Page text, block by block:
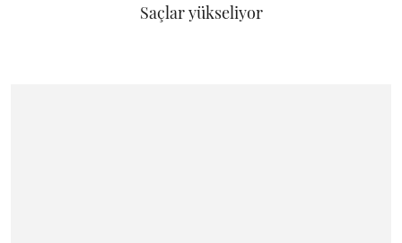
Saçlar yükseliyor